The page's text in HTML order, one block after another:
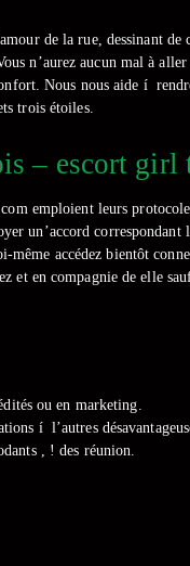
de la rue, dessinant de
n’aurez aucun mal à
Nous nous aide í
trois étoiles.
– escort girl
emploient leurs
un’accord correspondant
accédez bientôt
et en compagnie de elle
ou en marketing.
í l’autres
, ! des réunion.